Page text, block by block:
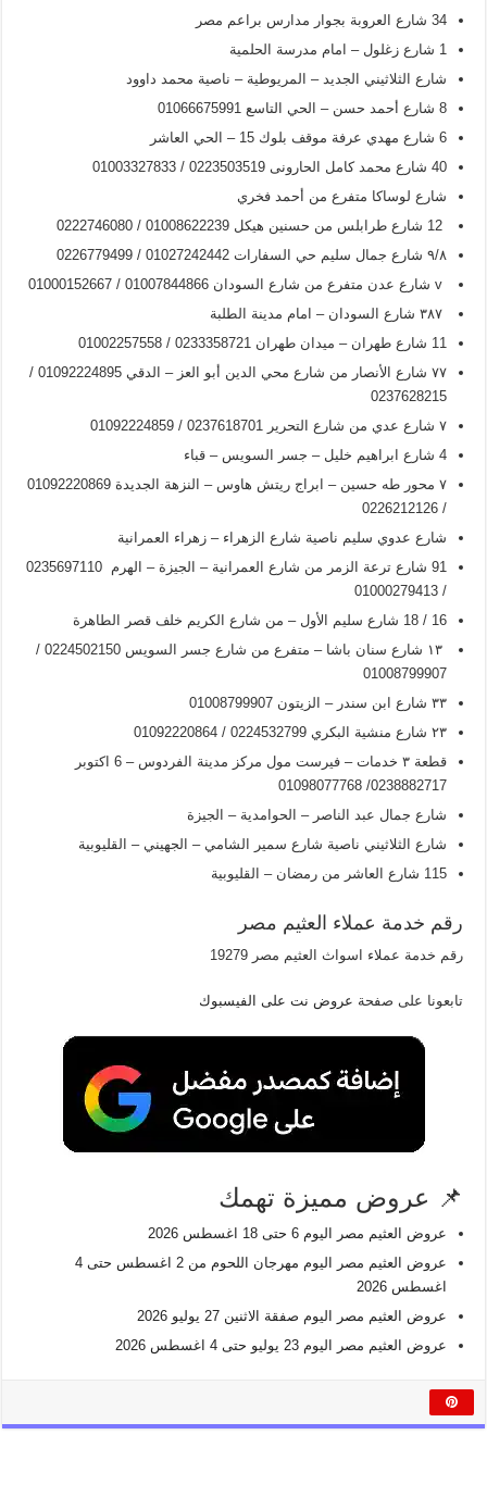
34 شارع العروبة بجوار مدارس براعم مصر
1 شارع زغلول – امام مدرسة الحلمية
شارع الثلاثيني الجديد – المريوطية – ناصية محمد داوود
8 شارع أحمد حسن – الحي التاسع 01066675991
6 شارع مهدي عرفة موقف بلوك 15 – الحي العاشر
40 شارع محمد كامل الحارونی 0223503519 / 01003327833
شارع لوساكا متفرع من أحمد فخري
۹/۸ شارع جمال سليم حي السفارات 01027242442 / 0226779499
11 شارع طهران – ميدان طهران 0233358721 / 01002257558
۷۷ شارع الأنصار من شارع محي الدين أبو العز – الدقي 01092224895 /
0237628215
۷ شارع عدي من شارع التحرير 0237618701 / 01092224859
4 شارع ابراهيم خليل – جسر السويس – قباء
۷ محور طه حسين – ابراج ريتش هاوس – النزهة الجديدة 01092220869
/ 0226212126
شارع عدوي سليم ناصية شارع الزهراء – زهراء العمرانية
91 شارع ترعة الزمر من شارع العمرانية – الجيزة – الهرم 0235697110
/ 01000279413
16 / 18 شارع سليم الأول – من شارع الكريم خلف قصر الطاهرة
۱۳ شارع سنان باشا – متفرع من شارع جسر السويس 0224502150 /
01008799907
۳۳ شارع ابن سندر – الزيتون 01008799907
۲۳ شارع منشية البكري 0224532799 / 01092220864
قطعة ۳ خدمات – فيرست مول مركز مدينة الفردوس – 6 اکتوبر
0238882717/ 01098077768
شارع جمال عبد الناصر – الحوامدية – الجيزة
شارع الثلاثيني ناصية شارع سمير الشامي – الجهيني – القليوبية
115 شارع العاشر من رمضان – القليوبية
رقم خدمة عملاء العثيم مصر
رقم خدمة عملاء اسواث العثيم مصر 19279
تابعونا على صفحة عروض نت على الفيسبوك
📌 عروض مميزة تهمك
عروض العثيم مصر اليوم 6 حتى 18 اغسطس 2026
عروض العثيم مصر اليوم مهرجان اللحوم من 2 اغسطس حتى 4
اغسطس 2026
عروض العثيم مصر اليوم صفقة الاثنين 27 يوليو 2026
عروض العثيم مصر اليوم 23 يوليو حتى 4 اغسطس 2026